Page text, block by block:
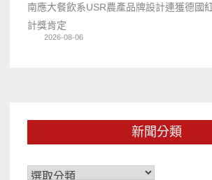
南應大餐飲系USR農產品牌設計連獲德國
計獎肯定
2026-08-06
新聞分類
新